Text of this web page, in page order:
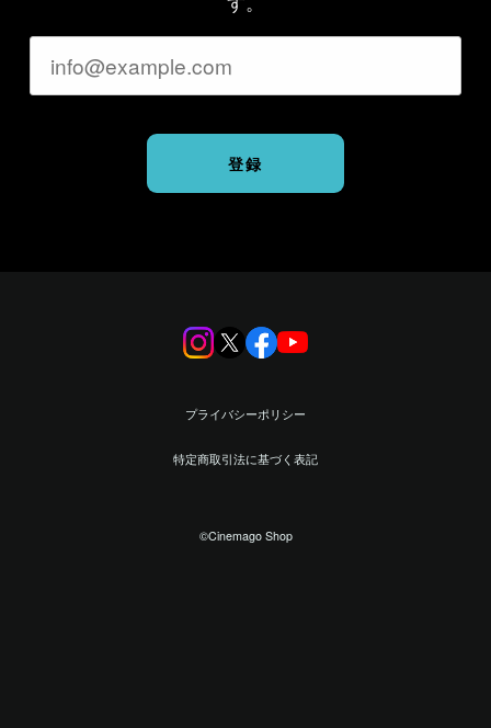
登録
プライバシーポリシー
特定商取引法に基づく表記
©︎Cinemago Shop